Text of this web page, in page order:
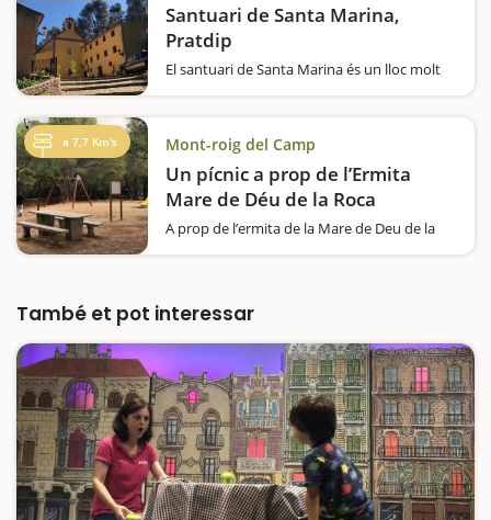
Santuari de Santa Marina,
Pratdip
El santuari de Santa Marina és un lloc molt
Marina és un conjunt arquitectònic de cinc…
a 7,7 Km's Mont-roig del Camp
Un pícnic a prop de l’Ermita
Mare de Déu de la Roca
A prop de l’ermita de la Mare de Deu de la
força grans…
També et pot interessar